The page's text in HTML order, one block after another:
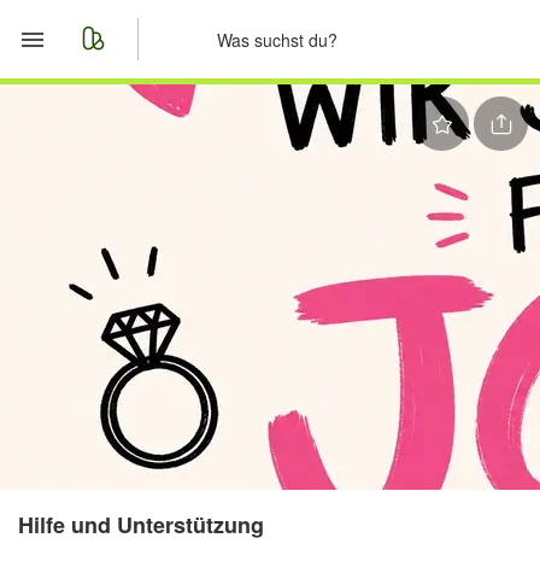
Anzeige aufgeben
Hilfe und Unterstützung